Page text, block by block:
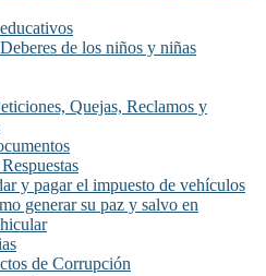
de los niños y niñas
Quejas, Reclamos y
y pagar el impuesto de vehículos
generar su paz y salvo en
de Corrupción